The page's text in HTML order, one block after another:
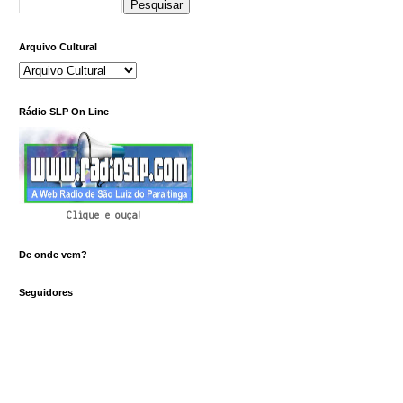
Arquivo Cultural
Rádio SLP On Line
Clique e ouça!
De onde vem?
Seguidores